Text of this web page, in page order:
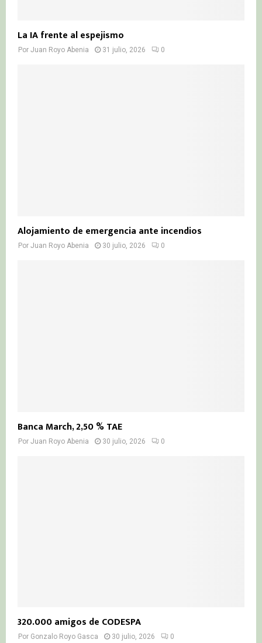
La IA frente al espejismo
Por Juan Royo Abenia 31 julio, 2026 0
Alojamiento de emergencia ante incendios
Por Juan Royo Abenia 30 julio, 2026 0
Banca March, 2,50 % TAE
Por Juan Royo Abenia 30 julio, 2026 0
320.000 amigos de CODESPA
Por Gonzalo Royo Gasca 30 julio, 2026 0